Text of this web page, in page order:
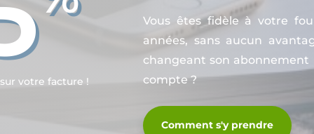
votre facture !
Vous êtes fidèle à votre
années, sans aucun
changeant son
compte ?
Comment s'y prendre